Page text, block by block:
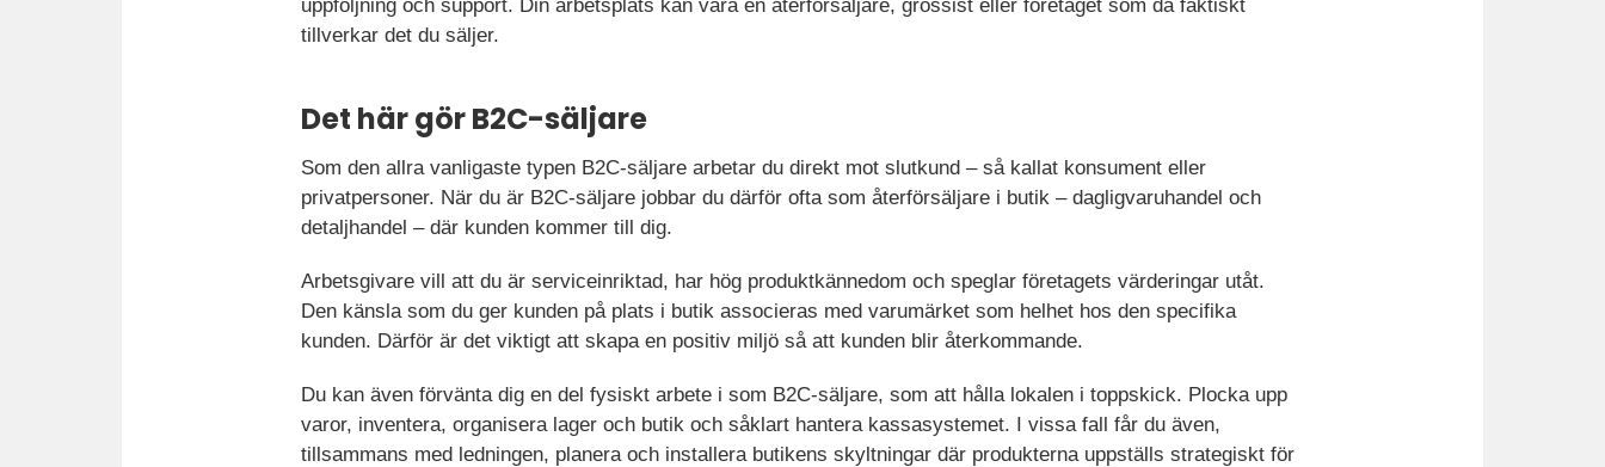
uppföljning och support. Din arbetsplats kan vara en återförsäljare, grossist eller företaget som då faktiskt
tillverkar det du säljer.
Det här gör B2C-säljare
Som den allra vanligaste typen B2C-säljare arbetar du direkt mot slutkund – så kallat konsument eller
privatpersoner. När du är B2C-säljare jobbar du därför ofta som återförsäljare i butik – dagligvaruhandel och
detaljhandel – där kunden kommer till dig.
Arbetsgivare vill att du är serviceinriktad, har hög produktkännedom och speglar företagets värderingar utåt.
Den känsla som du ger kunden på plats i butik associeras med varumärket som helhet hos den specifika
kunden. Därför är det viktigt att skapa en positiv miljö så att kunden blir återkommande.
Du kan även förvänta dig en del fysiskt arbete i som B2C-säljare, som att hålla lokalen i toppskick. Plocka upp
varor, inventera, organisera lager och butik och såklart hantera kassasystemet. I vissa fall får du även,
tillsammans med ledningen, planera och installera butikens skyltningar där produkterna uppställs strategiskt för